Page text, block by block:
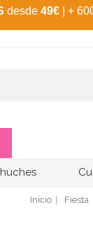
desde 49€ | +
Inicio Fiesta